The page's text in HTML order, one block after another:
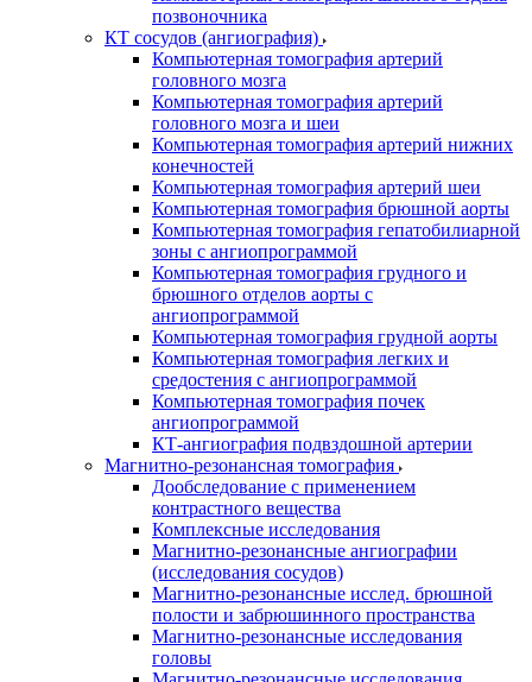
позвоночника
КТ сосудов (ангиография)
Компьютерная томография артерий
головного мозга
Компьютерная томография артерий
головного мозга и шеи
Компьютерная томография артерий нижних
конечностей
Компьютерная томография артерий шеи
Компьютерная томография брюшной аорты
Компьютерная томография гепатобилиарной
зоны с ангиопрограммой
Компьютерная томография грудного и
брюшного отделов аорты с
ангиопрограммой
Компьютерная томография грудной аорты
Компьютерная томография легких и
средостения с ангиопрограммой
Компьютерная томография почек
ангиопрограммой
КТ-ангиография подвздошной артерии
Магнитно-резонансная томография
Дообследование с применением
контрастного вещества
Комплексные исследования
Магнитно-резонансные ангиографии
(исследования сосудов)
Магнитно-резонансные исслед. брюшной
полости и забрюшинного пространства
Магнитно-резонансные исследования
головы